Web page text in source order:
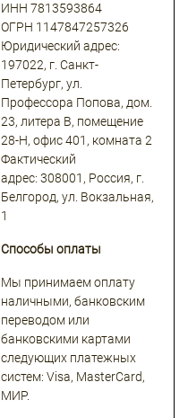
ИНН 7813593864
ОГРН 1147847257326
Юридический адрес:
197022, г. Санкт-
Петербург, ул.
Профессора Попова, дом.
23, литера В, помещение
28-Н, офис 401, комната 2
Фактический
адрес: 308001, Россия, г.
Белгород, ул. Вокзальная,
1
Способы оплаты
Мы принимаем оплату
наличными, банковским
переводом или
банковскими картами
следующих платежных
систем: Visa, MasterCard,
МИР.